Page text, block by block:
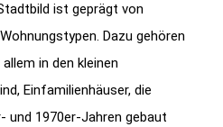
ist geprägt von
Dazu gehören
in den kleinen
Einfamilienhäuser, die
und 1970er-Jahren gebaut